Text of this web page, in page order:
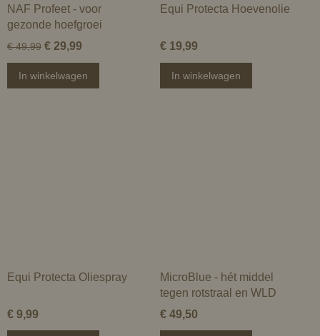
NAF Profeet - voor
gezonde hoefgroei
€ 49,99 € 29,99
In winkelwagen
Equi Protecta Hoevenolie
€ 19,99
In winkelwagen
Equi Protecta Oliespray
€ 9,99
MicroBlue - hét middel
tegen rotstraal en WLD
€ 49,50